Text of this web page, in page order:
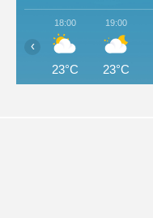
18:00
23°C
19:00
23°C
‹